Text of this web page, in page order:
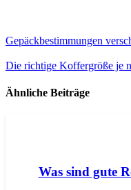
Gepäckbestimmungen
Die richtige Koffergröße je
Ähnliche Beiträge
Was sind gute